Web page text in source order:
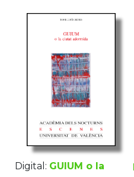
Digital: GUIUM o la